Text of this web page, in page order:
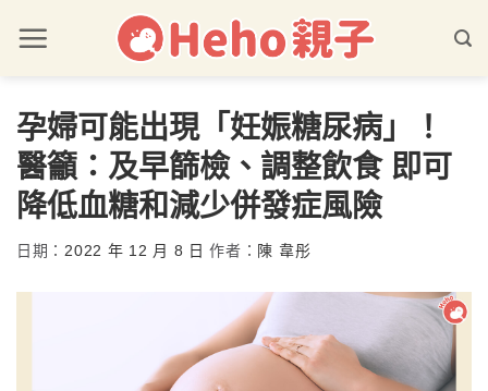
孕婦可能出現「妊娠糖尿病」！
醫籲：及早篩檢、調整飲食 即可
降低血糖和減少併發症風險
日期： 2022 年 12 月 8 日 作者： 陳 韋彤